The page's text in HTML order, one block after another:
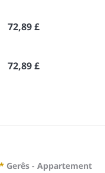
72,89 £
72,89 £
Gerês - Appartement